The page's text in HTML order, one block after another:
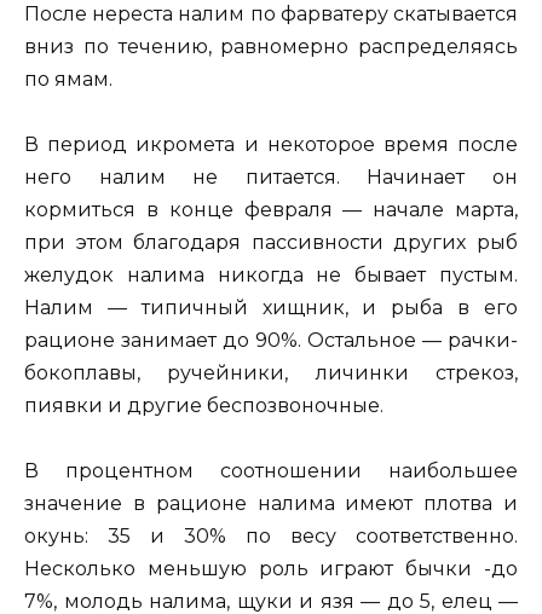
После нереста налим по фарватеру скатывается
вниз по течению, равномерно распределяясь
по ямам.
В период икромета и некоторое время после
него налим не питается. Начинает он
кормиться в конце февраля — начале марта,
при этом благодаря пассивности других рыб
желудок налима никогда не бывает пустым.
Налим — типичный хищник, и рыба в его
рационе занимает до 90%. Остальное — рачки-
бокоплавы, ручейники, личинки стрекоз,
пиявки и другие беспозвоночные.
В процентном соотношении наибольшее
значение в рационе налима имеют плотва и
окунь: 35 и 30% по весу соответственно.
Несколько меньшую роль играют бычки -до
7%, молодь налима, щуки и язя — до 5, елец —